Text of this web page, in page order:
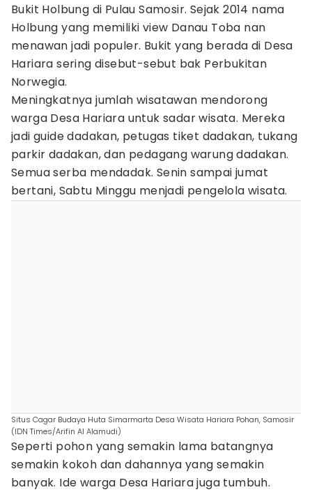
Bukit Holbung di Pulau Samosir. Sejak 2014 nama
Holbung yang memiliki view Danau Toba nan
menawan jadi populer. Bukit yang berada di Desa
Hariara sering disebut-sebut bak Perbukitan
Norwegia.
Meningkatnya jumlah wisatawan mendorong
warga Desa Hariara untuk sadar wisata. Mereka
jadi guide dadakan, petugas tiket dadakan, tukang
parkir dadakan, dan pedagang warung dadakan.
Semua serba mendadak. Senin sampai jumat
bertani, Sabtu Minggu menjadi pengelola wisata.
Situs Cagar Budaya Huta Simarmarta Desa Wisata Hariara Pohan, Samosir
(IDN Times/Arifin Al Alamudi)
Seperti pohon yang semakin lama batangnya
semakin kokoh dan dahannya yang semakin
banyak. Ide warga Desa Hariara juga tumbuh.